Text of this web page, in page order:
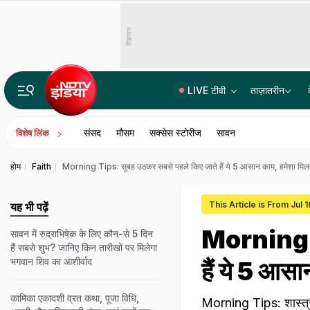
विज्ञापन
LIVE टीवी ताज़ातरीन
विशेष लिंक संसद मौसम सक्सेस स्टोरीज सावन
होम Faith Morning Tips: सुबह उठकर सबसे पहले किए जाते हैं ये 5 आसान काम, हमेशा मिलती
This Article is From Jul
Morning
हैं ये 5 आसान
Morning Tips:
यह भी पढ़ें
सावन में रुद्राभिषेक के लिए कौन-से 5 दिन
हैं सबसे शुभ? जानिए किन तारीखों पर मिलेगा
भगवान श‍िव का आशीर्वाद
कामिका एकादशी व्रत कथा, पूजा विधि,